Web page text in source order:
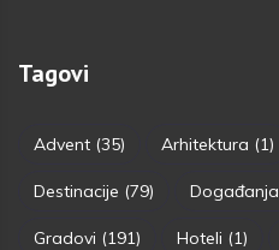
Tagovi
Advent (35) Arhitektura (1)
Destinacije (79) Događanja
Gradovi (191) Hoteli (1)